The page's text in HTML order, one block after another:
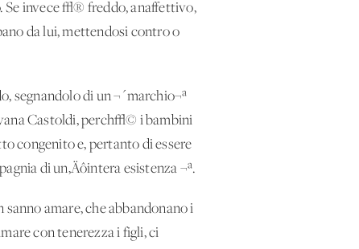
Se invece √® freddo, anaffettivo,
da lui, mettendosi contro o
segnandolo di un ¬´marchio¬ª
Castoldi, perch√© i bambini
congenito e, pertanto di essere
di un‚Äôintera esistenza ¬ª.
amare, che abbandonano i
con tenerezza i figli, ci